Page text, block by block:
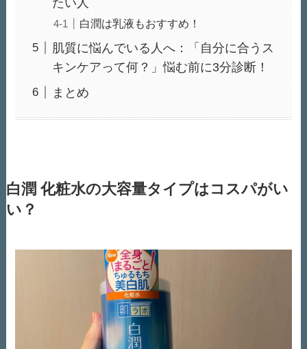
白潤は乳液もおすすめ！
肌質に悩んでいる人へ：「自分に合うス
キンケアって何？」悩む前に3分診断！
まとめ
白潤 化粧水の大容量タイプはコスパがい
い？